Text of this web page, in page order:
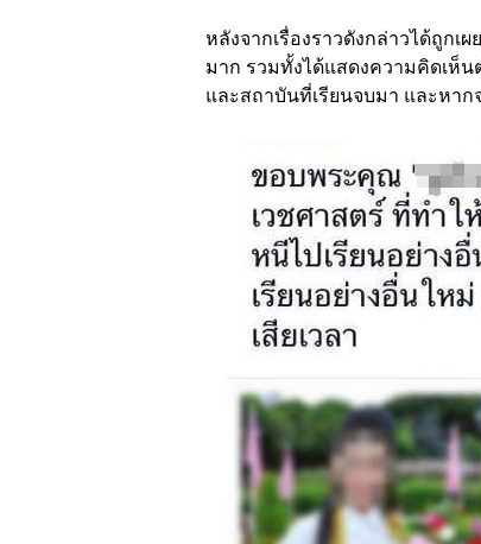
หลังจากเรื่องราวดังกล่าวได้ถูก
มาก รวมทั้งได้แสดงความคิดเห็
และสถาบันที่เรียนจบมา และหา